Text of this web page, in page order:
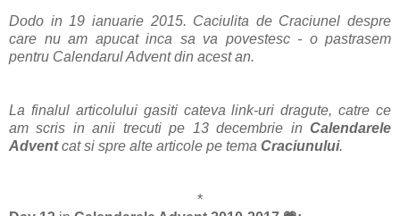
Dodo in 19 ianuarie 2015. Caciulita de Craciunel despre
care nu am apucat inca sa va povestesc - o pastrasem
pentru Calendarul Advent din acest an.
La finalul articolului gasiti cateva link-uri dragute, catre ce
am scris in anii trecuti pe 13 decembrie in Calendarele
Adventcat si spre alte articole pe tema Craciunului.
*